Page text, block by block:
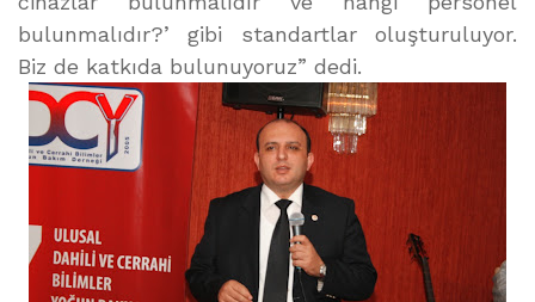
bulunmalıdır?’ gibi standartlar oluşturuluyor.
Biz de katkıda bulunuyoruz” dedi.